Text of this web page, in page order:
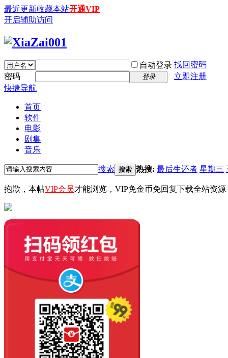
最近更新收藏本站开通VIP
开启辅助访问
自动登录 找回密码
密码
登录
立即注册
快捷导航
首页
软件
电影
剧集
音乐
搜索 搜索 热搜: 最后生还者 星期三
抱歉，本帖VIP会员才能浏览，VIP免金币免回复下载全站资源